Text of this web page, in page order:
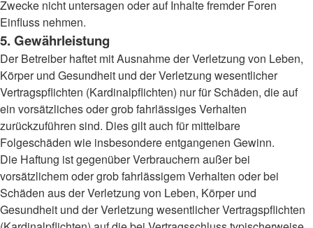
Zwecke nicht untersagen oder auf Inhalte fremder Foren
Einfluss nehmen.
5. Gewährleistung
Der Betreiber haftet mit Ausnahme der Verletzung von Leben,
Körper und Gesundheit und der Verletzung wesentlicher
Vertragspflichten (Kardinalpflichten) nur für Schäden, die auf
ein vorsätzliches oder grob fahrlässiges Verhalten
zurückzuführen sind. Dies gilt auch für mittelbare
Folgeschäden wie insbesondere entgangenen Gewinn.
Die Haftung ist gegenüber Verbrauchern außer bei
vorsätzlichem oder grob fahrlässigem Verhalten oder bei
Schäden aus der Verletzung von Leben, Körper und
Gesundheit und der Verletzung wesentlicher Vertragspflichten